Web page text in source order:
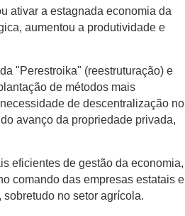
ativar a estagnada economia da
aumentou a produtividade e
"Perestroika" (reestruturação) e
de métodos mais
de descentralização no
avanço da propriedade privada,
eficientes de gestão da economia,
comando das empresas estatais e
no setor agrícola.